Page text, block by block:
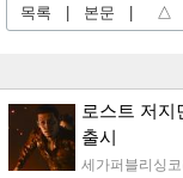
목록 본문 △
로스트 저지
출시
세가퍼블리싱